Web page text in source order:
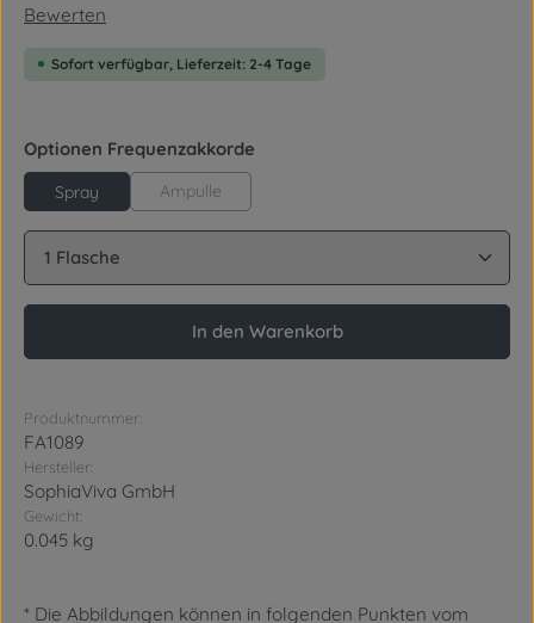
Durchschnittliche Bewertung von 0 von 5 Sternen
Bewerten
Sofort verfügbar, Lieferzeit: 2-4 Tage
Optionen Frequenzakkorde
Spray Ampulle
Produkt Anzahl: Gib den gewünschten Wert ein
In den Warenkorb
Produktnummer:
FA1089
Hersteller:
SophiaViva GmbH
Gewicht:
0.045 kg
* Die Abbildungen können in folgenden Punkten vom